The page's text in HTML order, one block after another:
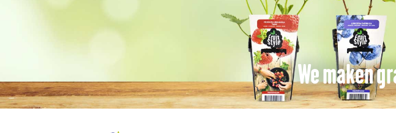
We maken